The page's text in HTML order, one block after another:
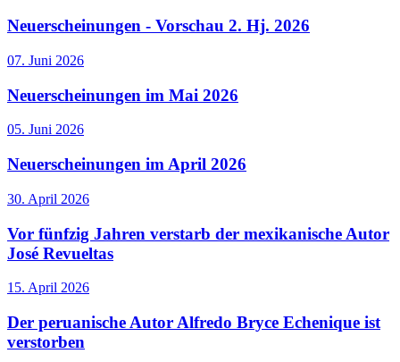
Neuerscheinungen - Vorschau 2. Hj. 2026
07. Juni 2026
Neuerscheinungen im Mai 2026
05. Juni 2026
Neuerscheinungen im April 2026
30. April 2026
Vor fünfzig Jahren verstarb der mexikanische Autor
José Revueltas
15. April 2026
Der peruanische Autor Alfredo Bryce Echenique ist
verstorben